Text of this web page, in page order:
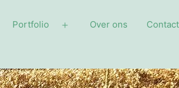
Portfolio Open Over ons Contact